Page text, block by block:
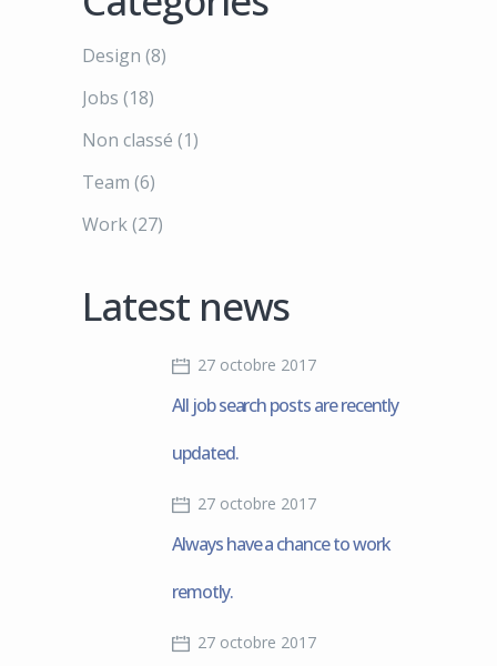
Design (8)
Jobs (18)
Non classé (1)
Team (6)
Work(27)
Latest news
27 octobre 2017
All job search posts are recently
updated.
27 octobre 2017
Always have a chance to work
remotly.
27 octobre 2017